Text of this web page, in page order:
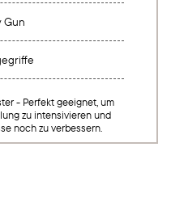
Gun
- Perfekt geeignet, um
zu intensivieren und
noch zu verbessern.